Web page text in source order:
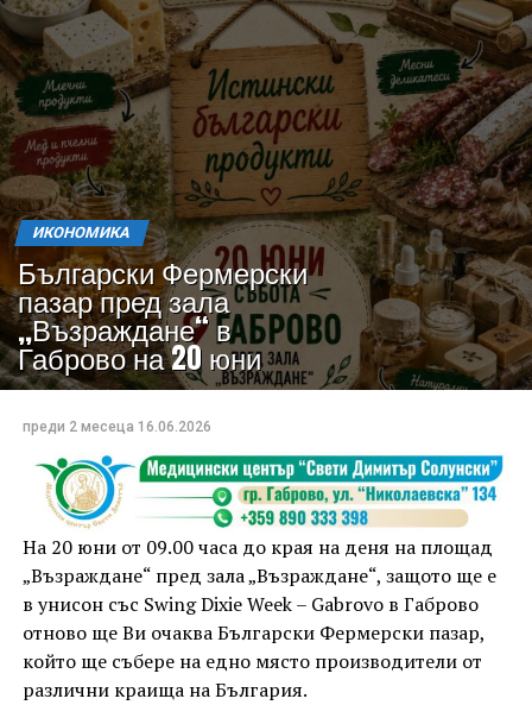
ИКОНОМИКА
Български Фермерски
пазар пред зала
,,Възраждане“ в
Габрово на 20 юни
преди 2 месеца 16.06.2026
На 20 юни от 09.00 часа до края на деня на площад
„Възраждане“ пред зала „Възраждане“, защото ще е
в унисон със Swing Dixie Week – Gabrovo в Габрово
отново ще Ви очаква Български Фермерски пазар,
който ще събере на едно място производители от
различни краища на България.